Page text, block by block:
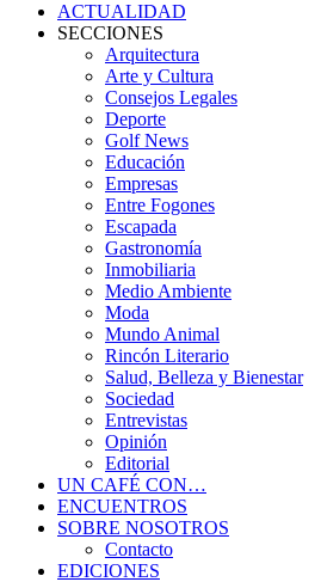
ACTUALIDAD
SECCIONES
Arquitectura
Arte y Cultura
Consejos Legales
Deporte
Golf News
Educación
Empresas
Entre Fogones
Escapada
Gastronomía
Inmobiliaria
Medio Ambiente
Moda
Mundo Animal
Rincón Literario
Salud, Belleza y Bienestar
Sociedad
Entrevistas
Opinión
Editorial
UN CAFÉ CON…
ENCUENTROS
SOBRE NOSOTROS
Contacto
EDICIONES